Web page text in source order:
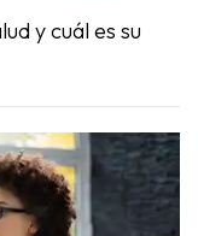
y cuál es su